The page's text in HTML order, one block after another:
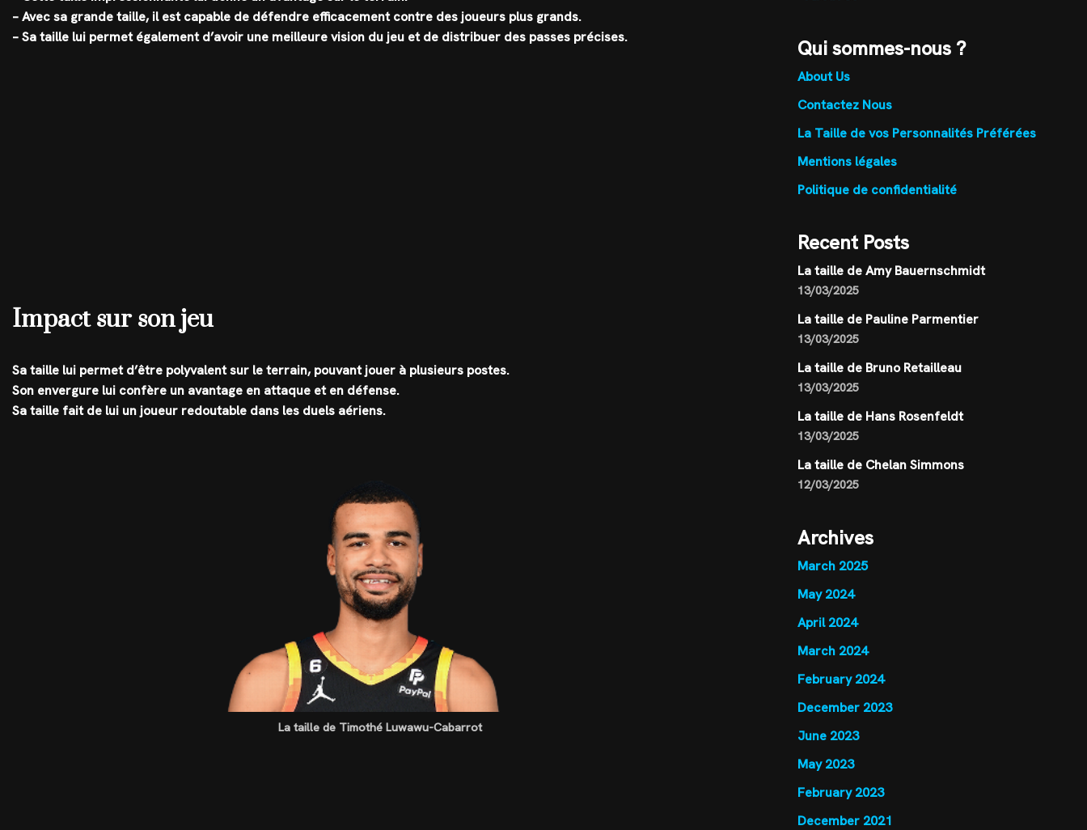
– Avec sa grande taille, il est capable de défendre efficacement contre des joueurs plus grands.
– Sa taille lui permet également d’avoir une meilleure vision du jeu et de distribuer des passes précises.
Impact sur son jeu
Sa taille lui permet d’être polyvalent sur le terrain, pouvant jouer à plusieurs postes.
Son envergure lui confère un avantage en attaque et en défense.
Sa taille fait de lui un joueur redoutable dans les duels aériens.
La taille de Timothé Luwawu-Cabarrot
Qui sommes-nous ?
About Us
Contactez Nous
La Taille de vos Personnalités Préférées
Mentions légales
Politique de confidentialité
Recent Posts
La taille de Amy Bauernschmidt
13/03/2025
La taille de Pauline Parmentier
13/03/2025
La taille de Bruno Retailleau
13/03/2025
La taille de Hans Rosenfeldt
13/03/2025
La taille de Chelan Simmons
12/03/2025
Archives
March 2025
May 2024
April 2024
March 2024
February 2024
December 2023
June 2023
May 2023
February 2023
December 2021